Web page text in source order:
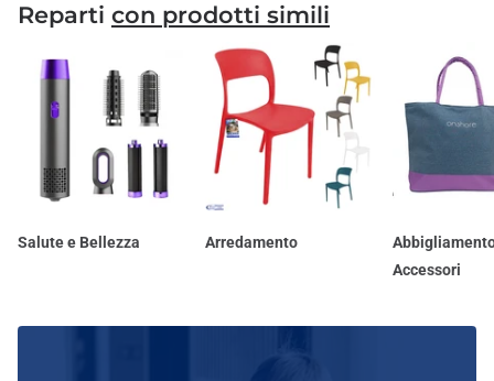
Reparti con prodotti simili
Salute e Bellezza Arredamento
Accessori